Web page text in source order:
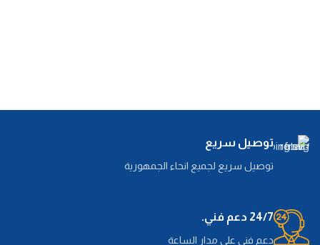
توصيل سريع
توصيل سريع لجميع انحاء الجمهورية
24/7 دعم فني.
دعم فني علي مدار الساعة